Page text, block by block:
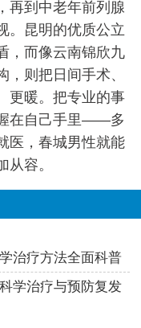
再到中老年前列腺
。昆明的优质公立
，而像云南锦欣九
则把日间手术、
更暖。把专业的事
在自己手里——多
医，春城男性就能
容。
治疗方法全面科普
学治疗与预防复发